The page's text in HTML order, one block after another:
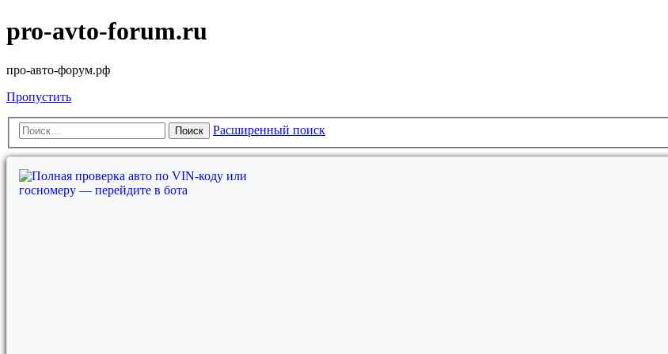
pro-avto-forum.ru
про-авто-форум.рф
Пропустить
Поиск Расширенный поиск